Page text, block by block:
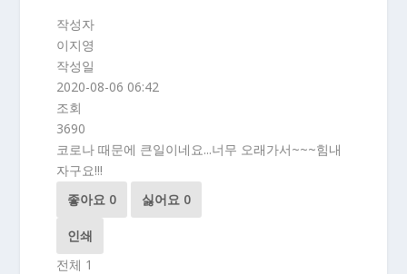
작성자
이지영
작성일
2020-08-06 06:42
조회
3690
코로나 때문에 큰일이네요...너무 오래가서~~~힘내
자구요!!!
좋아요 0 싫어요 0
인쇄
전체 1